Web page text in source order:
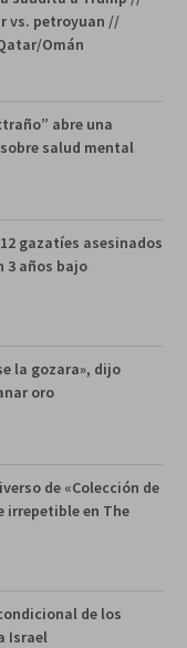
vs. petroyuan //
Omán
abre una
salud mental
gazatíes asesinados
3 años bajo
la gozara», dijo
oro
de «Colección de
irrepetible en The
de los
Israel